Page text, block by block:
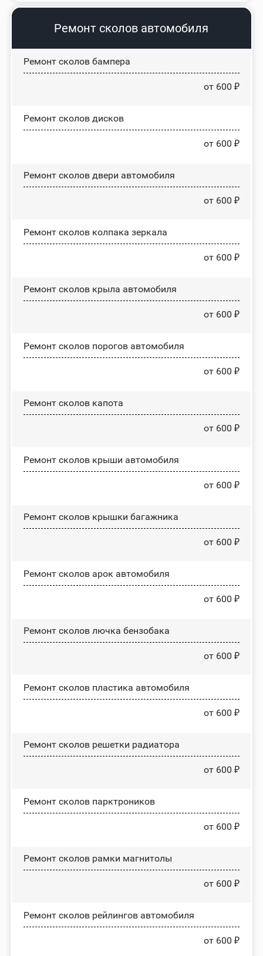
Ремонт сколов автомобиля
Ремонт сколов бампера
от 600 ₽
Ремонт сколов дисков
от 600 ₽
Ремонт сколов двери автомобиля
от 600 ₽
Ремонт сколов колпака зеркала
от 600 ₽
Ремонт сколов крыла автомобиля
от 600 ₽
Ремонт сколов порогов автомобиля
от 600 ₽
Ремонт сколов капота
от 600 ₽
Ремонт сколов крыши автомобиля
от 600 ₽
Ремонт сколов крышки багажника
от 600 ₽
Ремонт сколов арок автомобиля
от 600 ₽
Ремонт сколов лючка бензобака
от 600 ₽
Ремонт сколов пластика автомобиля
от 600 ₽
Ремонт сколов решетки радиатора
от 600 ₽
Ремонт сколов парктроников
от 600 ₽
Ремонт сколов рамки магнитолы
от 600 ₽
Ремонт сколов рейлингов автомобиля
от 600 ₽